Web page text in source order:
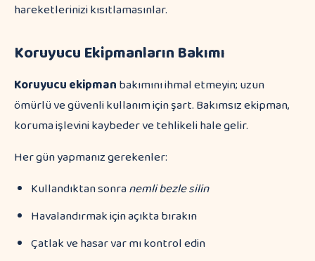
hareketlerinizi kısıtlamasınlar.
Koruyucu Ekipmanların Bakımı
Koruyucu ekipmanbakımını ihmal etmeyin; uzun
ömürlü ve güvenli kullanım için şart. Bakımsız ekipman,
koruma işlevini kaybeder ve tehlikeli hale gelir.
Her gün yapmanız gerekenler:
Kullandıktan sonranemli bezle silin
Havalandırmak için açıkta bırakın
Çatlak ve hasar var mı kontrol edin